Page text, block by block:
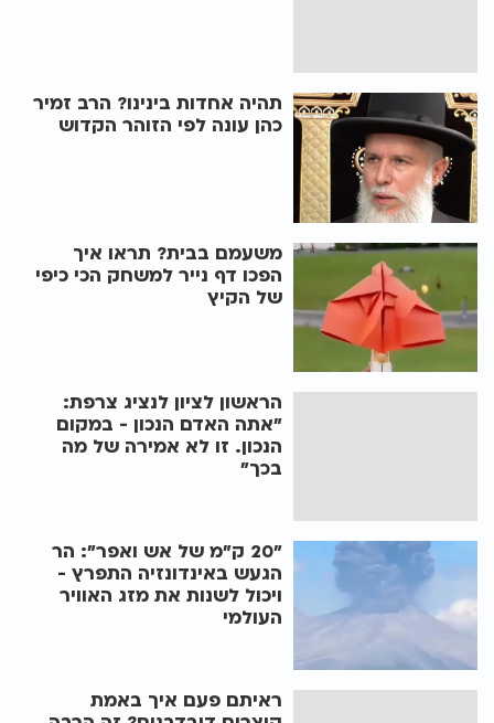
תהיה אחדות בינינו? הרב זמיר
כהן עונה לפי הזוהר הקדוש
משעמם בבית? תראו איך
הפכו דף נייר למשחק הכי כיפי
של הקיץ
הראשון לציון לנציג צרפת:
"אתה האדם הנכון - במקום
הנכון. זו לא אמירה של מה
בכך"
"20 ק"מ של אש ואפר": הר
הגעש באינדונזיה התפרץ -
ויכול לשנות את מזג האוויר
העולמי
ראיתם פעם איך באמת